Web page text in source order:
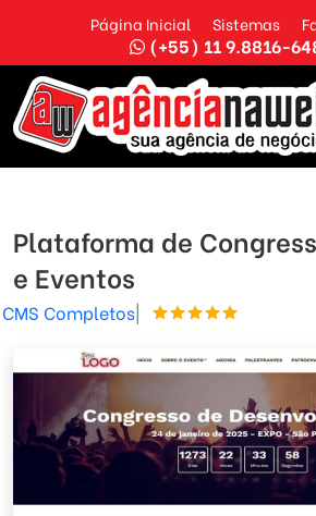
Página Inicial Sistemas
(+55) 11 9.8816-
Plataforma de
e Eventos
CMS Completos|